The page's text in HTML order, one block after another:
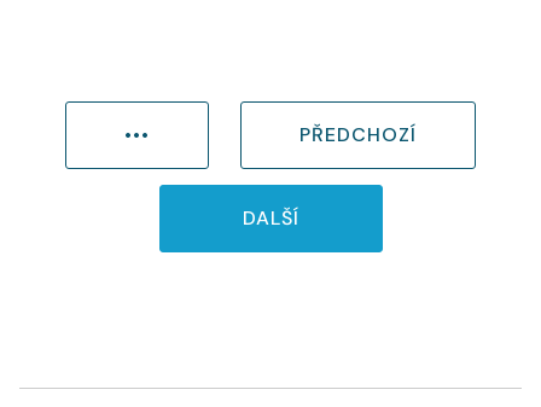
••• PŘEDCHOZÍ
DALŠÍ